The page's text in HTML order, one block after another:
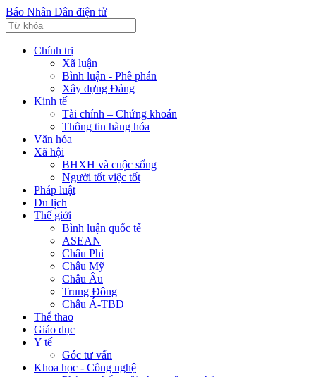
Báo Nhân Dân điện tử
Chính trị
Xã luận
Bình luận - Phê phán
Xây dựng Đảng
Kinh tế
Tài chính – Chứng khoán
Thông tin hàng hóa
Văn hóa
Xã hội
BHXH và cuộc sống
Người tốt việc tốt
Pháp luật
Du lịch
Thế giới
Bình luận quốc tế
ASEAN
Châu Phi
Châu Mỹ
Châu Âu
Trung Đông
Châu Á-TBD
Thể thao
Giáo dục
Y tế
Góc tư vấn
Khoa học - Công nghệ